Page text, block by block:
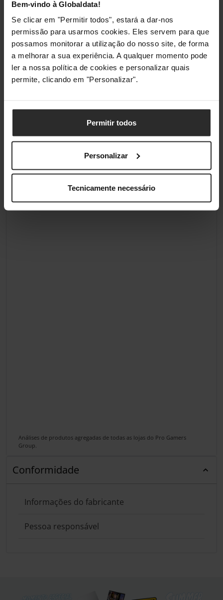
Bem-vindo à Globaldata!
Se clicar em "Permitir todos", estará a dar-nos
permissão para usarmos cookies. Eles servem para que
possamos monitorar a utilização do nosso site, de forma
a melhorar a sua experiência. A qualquer momento pode
ler a nossa política de cookies e personalizar quais
permite, clicando em "Personalizar".
Permitir todos
Personalizar
Tecnicamente necessário
Iluminação / RGB Não
Classificações
Análises de produtos agregadas de todas as lojas do Pro Gamers
Group.
Conformidade
Informações do fabricante
Pessoa responsável